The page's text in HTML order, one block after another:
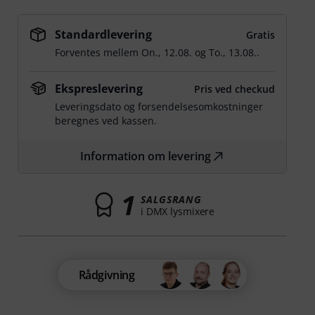
Standardlevering
Gratis
Forventes mellem On., 12.08. ogTo., 13.08..
Ekspreslevering
Pris ved checkud
Leveringsdato og forsendelsesomkostninger
beregnes ved kassen.
Information om levering
1 SALGSRANG
i DMX lysmixere
Rådgivning